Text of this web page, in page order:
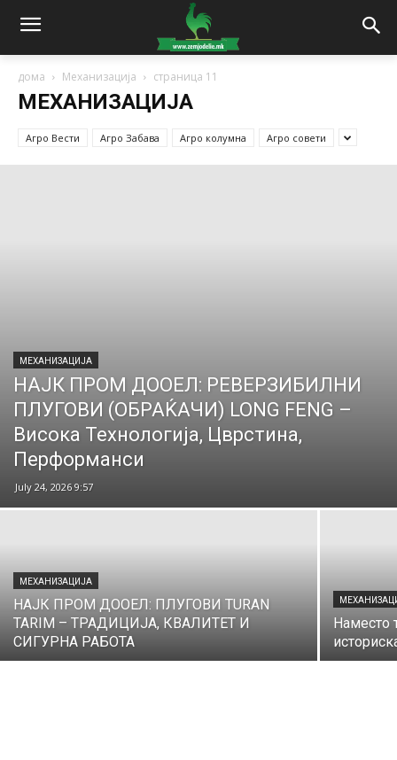
дома Механизација страница 11
МЕХАНИЗАЦИЈА
Агро Вести Агро Забава Агро колумна Агро совети
МЕХАНИЗАЦИЈА
НАЈК ПРОМ ДООЕЛ: РЕВЕРЗИБИЛНИ
ПЛУГОВИ (ОБРАЌАЧИ) LONG FENG –
Висока Технологија, Цврстина,
Перформанси
July 24, 2026 9:57
МЕХАНИЗАЦИЈА
НАЈК ПРОМ ДООЕЛ: ПЛУГОВИ TURAN
TARIM – ТРАДИЦИЈА, КВАЛИТЕТ И
СИГУРНА РАБОТА
Наместо